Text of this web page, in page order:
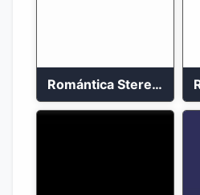
Romántica Stereo 88.1 FM